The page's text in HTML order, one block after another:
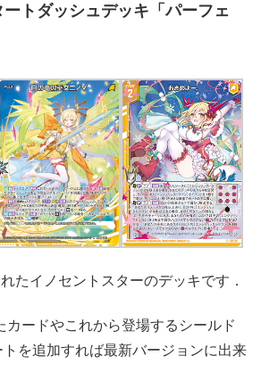
トダッシュデッキ「パーフェ
たイノセントスターのデッキです．
カードやこれから登場するシールド
を追加すれば最新バージョンに出来